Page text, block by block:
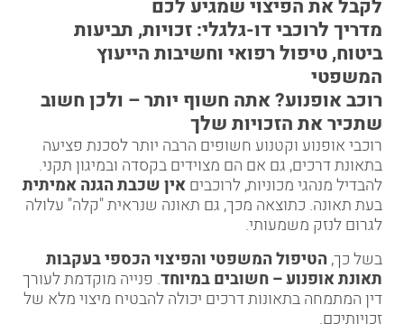
לקבל את הפיצוי שמגיע לכם
מדריך לרוכבי דו-גלגלי: זכויות, תביעות
ביטוח, טיפול רפואי וחשיבות הייעוץ
המשפטי
רוכב אופנוע? אתה חשוף יותר – ולכן חשוב
שתכיר את הזכויות שלך
רוכבי אופנוע וקטנוע חשופים הרבה יותר לסכנת פציעה
בתאונת דרכים, גם אם הם מצוידים בקסדה ובמיגון תקני.
להבדיל מנהגי מכוניות, לרוכביםאין שכבת הגנה אמיתית
בעת תאונה. כתוצאה מכך, גם תאונה שנראית "קלה" עלולה
לגרום לנזק משמעותי.
בשל כך,הטיפול המשפטי והפיצוי הכספי בעקבות
תאונת אופנוע – חשובים במיוחד. פנייה מוקדמת לעורך
דין המתמחה בתאונות דרכים יכולה להבטיח מיצוי מלא של
זכויותיכם.